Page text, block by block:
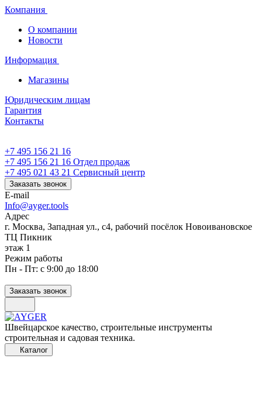
Компания
О компании
Новости
Информация
Магазины
Юридическим лицам
Гарантия
Контакты
+7 495 156 21 16
+7 495 156 21 16 Отдел продаж
+7 495 021 43 21 Cервисный центр
Заказать звонок
E-mail
Info@ayger.tools
Адрес
г. Москва, Западная ул., с4, рабочий посёлок Новоивановское
ТЦ Пикник
этаж 1
Режим работы
Пн - Пт: с 9:00 до 18:00
Заказать звонок
Швейцарское качество, строительные инструменты
строительная и садовая техника.
Каталог